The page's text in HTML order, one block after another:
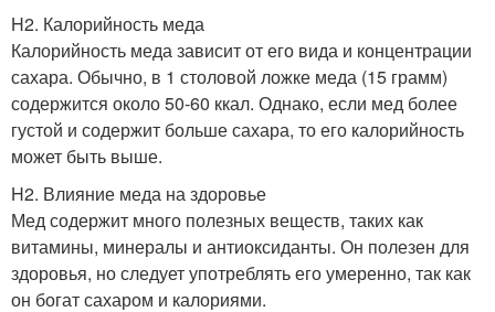
H2. Калорийность меда
Калорийность меда зависит от его вида и концентрации
сахара. Обычно, в 1 столовой ложке меда (15 грамм)
содержится около 50-60 ккал. Однако, если мед более
густой и содержит больше сахара, то его калорийность
может быть выше.
H2. Влияние меда на здоровье
Мед содержит много полезных веществ, таких как
витамины, минералы и антиоксиданты. Он полезен для
здоровья, но следует употреблять его умеренно, так как
он богат сахаром и калориями.